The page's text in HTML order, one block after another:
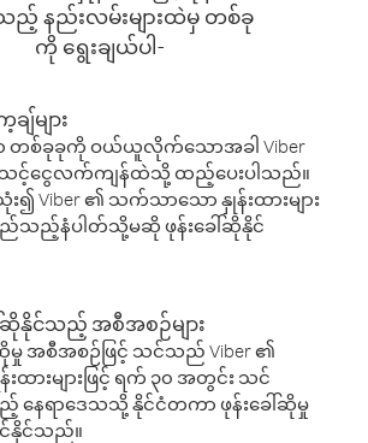
နည်းလမ်းများထဲမှ တစ်ခု
ကို ရွေးချယ်ပါ-
များ
တစ်ခုခုကို ဝယ်ယူလိုက်သောအခါ Viber
သင့်ငွေလက်ကျန်ထဲသို့ ထည့်ပေးပါသည်။
Viber ၏ သက်သာသော နှုန်းထားများ
မည်သည့်နံပါတ်သို့မဆို ဖုန်းခေါ်ဆိုနိုင်
ဆိုနိုင်သည့် အစီအစဉ်များ
ဆိုမှု အစီအစဉ်ဖြင့် သင်သည် Viber ၏
ားများဖြင့် ရက် ၃၀ အတွင်း သင်
နေရာဒေသသို့ နိုင်ငံတကာ ဖုန်းခေါ်ဆိုမှု
နိုင်သည်။